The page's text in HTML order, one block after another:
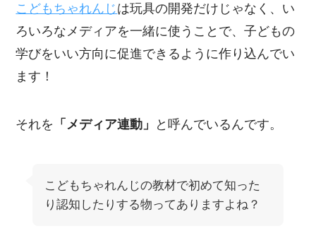
こどもちゃれんじは玩具の開発だけじゃなく、い
ろいろなメディアを一緒に使うことで、子どもの
学びをいい方向に促進できるように作り込んでい
ます！
それを 「メディア連動」 と呼んでいるんです。
こどもちゃれんじの教材で初めて知った
り認知したりする物ってありますよね？